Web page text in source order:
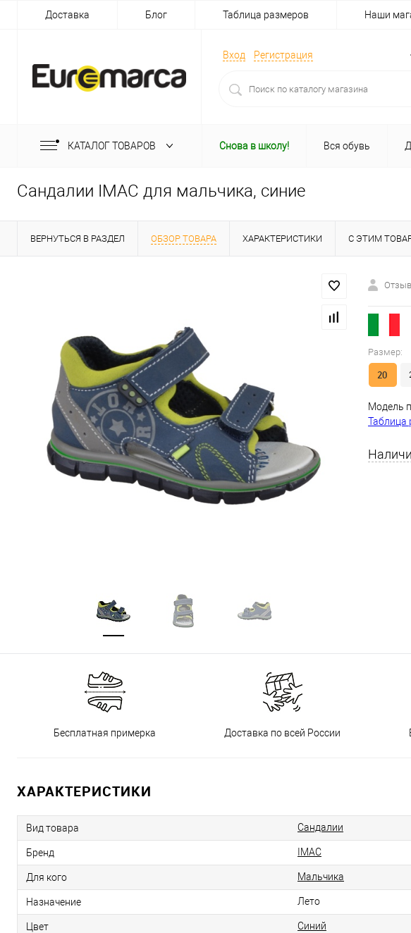
Доставка Блог Таблица размеров Наши
Вход Регистрация
КАТАЛОГ ТОВАРОВ Снова в школу! Вся обувь
Сандалии IMAC для мальчика, синие
ВЕРНУТЬСЯ В РАЗДЕЛ ОБЗОР ТОВАРА ХАРАКТЕРИСТИКИ С ЭТИМ
Размер:
20
Модель
Таблица
Бесплатная примерка Доставка по всей России
ХАРАКТЕРИСТИКИ
Вид товара Сандалии
Бренд IMAC
Для кого Мальчика
Назначение Лето
Цвет Синий